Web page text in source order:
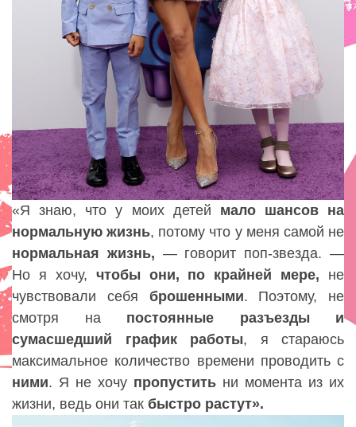
«Я знаю, что у моих детей мало шансов на
нормальную жизнь, потому что у меня самой не
нормальная жизнь, — говорит поп-звезда. —
Но я хочу, чтобы они, по крайней мере, не
чувствовали себя брошенными. Поэтому, не
смотря на постоянные разъезды и
сумасшедший график работы, я стараюсь
максимальное количество времени проводить с
ними. Я не хочу пропустить ни момента из их
жизни, ведь они так быстро растут».